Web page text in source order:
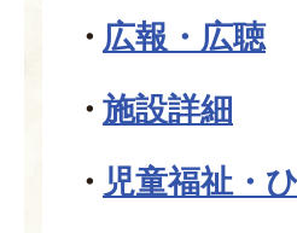
広報・広聴
施設詳細
児童福祉・